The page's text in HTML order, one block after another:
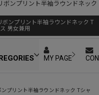
ンプリント半袖ラウンドネック
ンプリント半袖ラウンドネック T
男女兼用
MY PAGE
プリント半袖ラウンドネック Tシャ